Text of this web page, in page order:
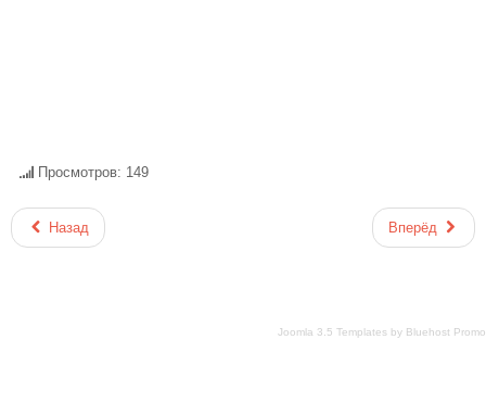
Joomla 3.5 Templates by Bluehost Promo
Просмотров: 149
Назад Вперёд